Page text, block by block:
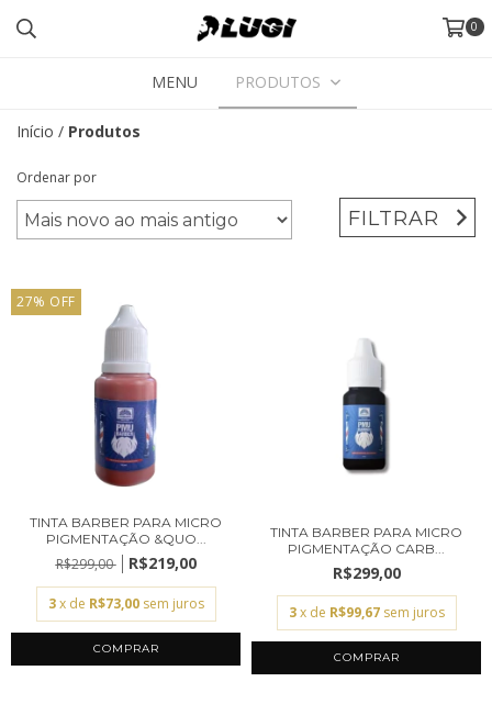
0
MENU PRODUTOS
Início / Produtos
Ordenar por
FILTRAR
27% OFF
TINTA BARBER PARA MICRO
PIGMENTAÇÃO &QUO...
R$299,00 R$219,00
3 x de R$73,00 sem juros
TINTA BARBER PARA MICRO
PIGMENTAÇÃO CARB...
R$299,00
3 x de R$99,67 sem juros